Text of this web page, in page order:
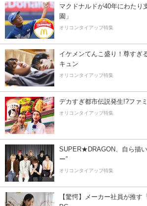
マクドナルドが40年にわたり
園」
オリコンタイアップ特集
イケメンてんこ盛り！尊すぎ
キュン
オリコンタイアップ特集
デカすぎ都市伝説発生!?ファ
オリコンタイアップ特集
SUPER★DRAGON、自ら描
ー”
オリコンタイアップ特集
【驚愕】メーカー社員が推す